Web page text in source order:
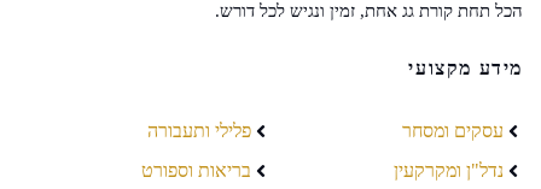
הכל תחת קורת גג אחת, זמין ונגיש לכל דורש.
מידע מקצועי
עסקים ומסחר
נדל"ן ומקרקעין
פלילי ותעבורה
בריאות וספורט